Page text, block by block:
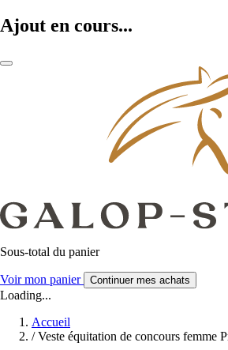
Ajout en cours...
Sous-total du panier
Voir mon panier Continuer mes achats
Loading...
Accueil
/ Veste équitation de concours femme